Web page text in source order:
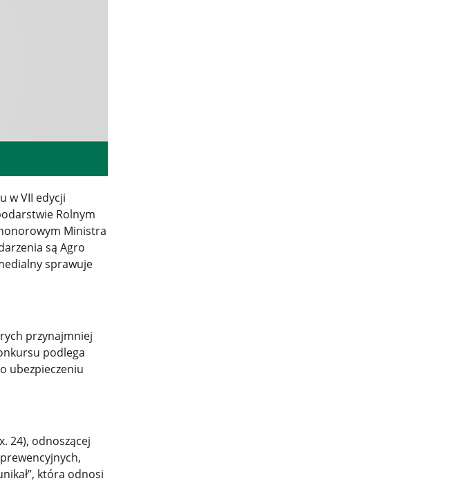
w VII edycji
Rolnym
Ministra
są Agro
sprawuje
przynajmniej
podlega
ubezpieczeniu
24), odnoszącej
która odnosi